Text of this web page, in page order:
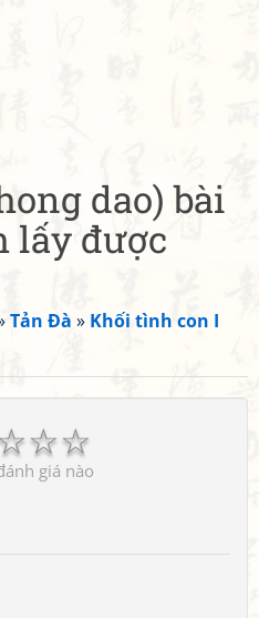
dao) bài
lấy được
Tản Đà » Khối tình con I
☆
☆
☆
giá nào